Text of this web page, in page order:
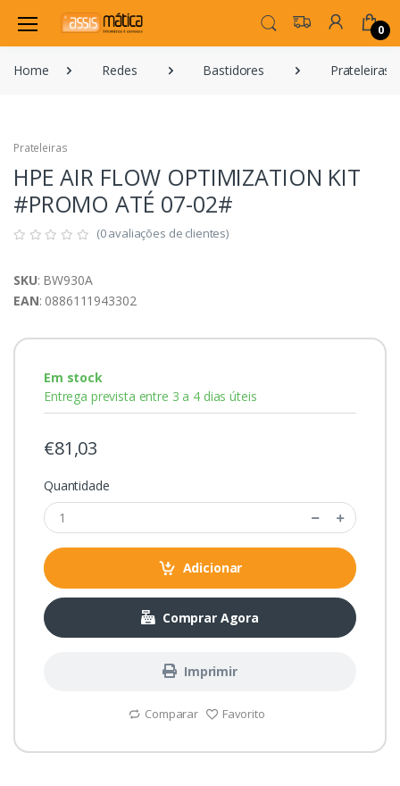
0
Home Redes Bastidores Prateleiras
Prateleiras
HPE AIR FLOW OPTIMIZATION KIT
#PROMO ATÉ 07-02#
(0 avaliações de clientes)
SKU: BW930A
EAN: 0886111943302
Em stock
Entrega prevista entre 3 a 4 dias úteis
€81,03
Quantidade
Adicionar
Comprar Agora
Imprimir
Comparar Favorito